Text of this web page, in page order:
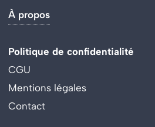
À propos
Politique de confidentialité
CGU
Mentions légales
Contact